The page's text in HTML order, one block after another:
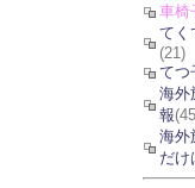
車
てく
(21)
てつ
海
報
海外
だけ